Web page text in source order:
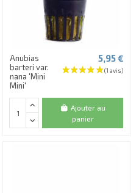
Anubias
barteri var.
nana 'Mini
Mini'
5,95 €
Ajouter au
panier